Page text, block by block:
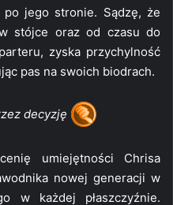
po jego stronie. Sądzę, że
stójce oraz od czasu do
zyska przychylność
pas na swoich biodrach.
decyzję
umiejętności Chrisa
nowej generacji w
w każdej płaszczyźnie.